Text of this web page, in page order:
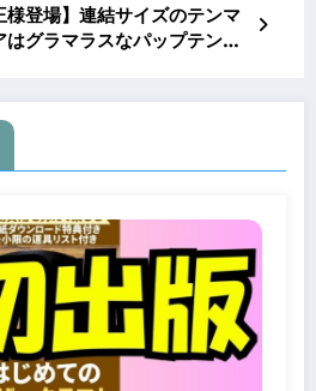
様登場】連結サイズのテンマ
グラマラスなパップテン